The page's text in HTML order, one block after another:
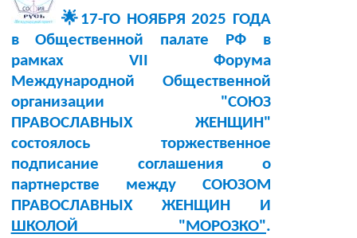
🌟17-ГО НОЯБРЯ 2025 ГОДА
в Общественной палате РФ в
рамках VII Форума
Международной Общественной
организации "СОЮЗ
ПРАВОСЛАВНЫХ ЖЕНЩИН"
состоялось торжественное
подписание соглашения о
партнерстве между СОЮЗОМ
ПРАВОСЛАВНЫХ ЖЕНЩИН И
ШКОЛОЙ "МОРОЗКО".